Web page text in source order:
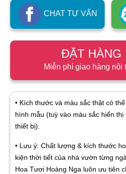
CHAT TƯ VẤN
ĐẶT HÀNG
Miễn phí giao hàng nội
• Kích thước và màu sắc thật có
hình mẫu (tuỳ vào màu sắc hiển
thiết bị).
• Lưu ý: Chất lượng & kích thước
kiện thời tiết của nhà vườn từng
Hoa Tươi Hoàng Nga luôn ưu tiên